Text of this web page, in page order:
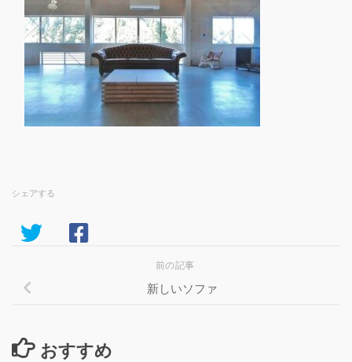
シェアする
前の記事
新しいソファ
おすすめ